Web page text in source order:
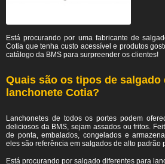
Está procurando por uma fabricante de
Cotia que tenha custo acessível e produtos
catálogo da BMS para surpreender os clientes!
Quais são os tipos de salgado
lanchonete Cotia?
Lanchonetes de todos os portes podem
deliciosos da BMS, sejam assados ou fritos.
de ponta, embalados, congelados e
eles são referência em salgados de alto padrão
Está procurando por salgado diferentes para